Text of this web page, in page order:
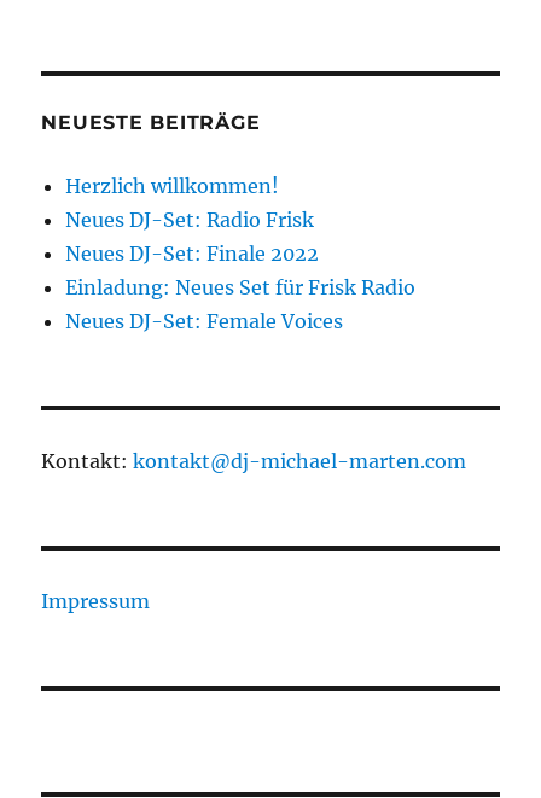
NEUESTE BEITRÄGE
Herzlich willkommen!
Neues DJ-Set: Radio Frisk
Neues DJ-Set: Finale 2022
Einladung: Neues Set für Frisk Radio
Neues DJ-Set: Female Voices
Kontakt:kontakt@dj-michael-marten.com
Impressum